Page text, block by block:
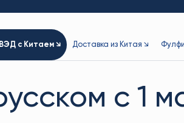
ВЭД с Китаем ↘ Доставка из Китая ↘
с 1